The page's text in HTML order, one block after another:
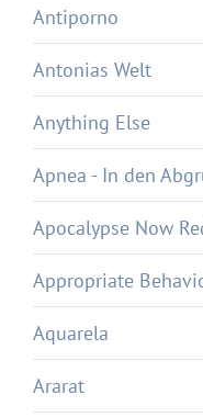
Antiporno
Antonias Welt
Anything Else
Apnea - In den
Apocalypse Now
Appropriate
Aquarela
Ararat